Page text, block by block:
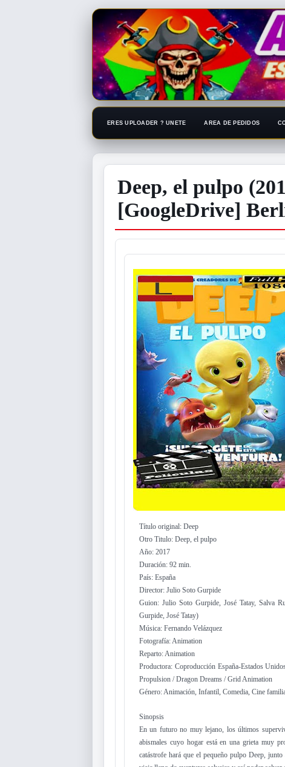
ERES UPLOADER ? UNETE AREA DE PEDIDOS
Deep, el pulpo
[GoogleDrive]
Título original: Deep
Otro Titulo: Deep, el pulpo
Año: 2017
Duración: 92 min.
País: España
Director: Julio Soto Gurpide
Guion: Julio Soto Gurpide, José Tatay, Salva
Gurpide, José Tatay)
Música: Fernando Velázquez
Fotografía: Animation
Reparto: Animation
Productora: Coproducción España-Estados
Propulsion / Dragon Dreams / Grid Animation
Género: Animación, Infantil, Comedia, Cine
Sinopsis
En un futuro no muy lejano, los últimos
abismales cuyo hogar está en una grieta muy
catástrofe hará que el pequeño pulpo Deep,